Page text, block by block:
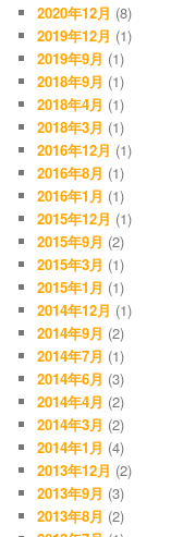
2020年12月 (8)
2019年12月 (1)
2019年9月 (1)
2018年9月 (1)
2018年4月 (1)
2018年3月 (1)
2016年12月 (1)
2016年8月 (1)
2016年1月 (1)
2015年12月 (1)
2015年9月 (2)
2015年3月 (1)
2015年1月 (1)
2014年12月 (1)
2014年9月 (2)
2014年7月 (1)
2014年6月 (3)
2014年4月 (2)
2014年3月 (2)
2014年1月 (4)
2013年12月 (2)
2013年9月 (3)
2013年8月 (2)